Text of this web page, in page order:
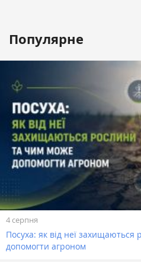
Популярне
4 серпня
Посуха: як від неї
допомогти агроном